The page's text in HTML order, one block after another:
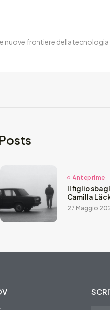
frontiere della tecnologia
Anteprime
Il figlio
Camilla
27 Maggio